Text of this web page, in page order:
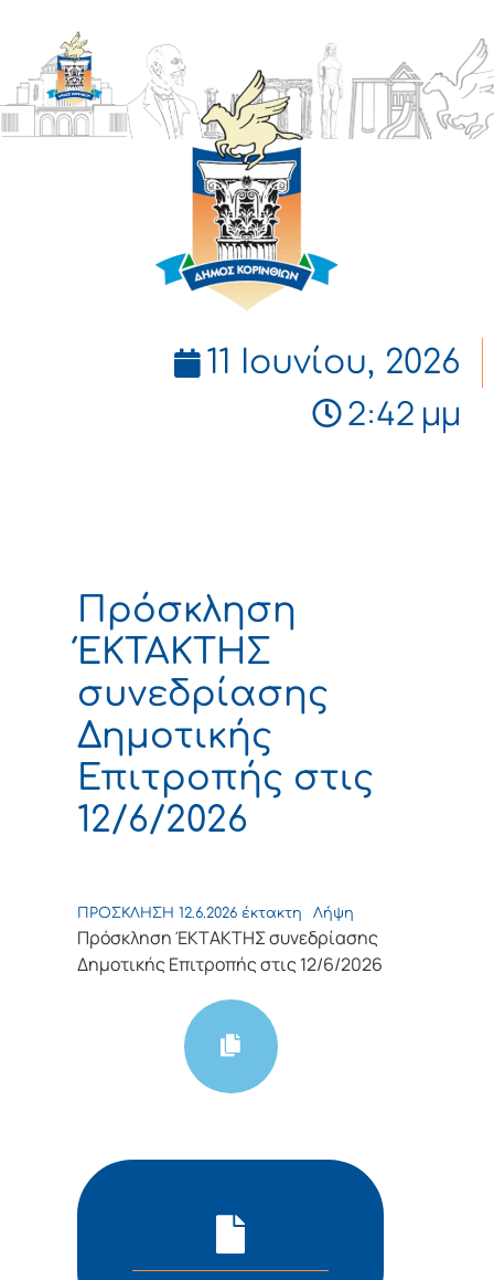
ΔΗΜΟΣ
ΚΟΡΙΝΘΙΩΝ
11 Ιουνίου, 2026
2:42 μμ
Πρόσκληση
ΈΚΤΑΚΤΗΣ
συνεδρίασης
Δημοτικής
Επιτροπής στις
12/6/2026
ΠΡΟΣΚΛΗΣΗ 12.6.2026 έκτακτη Λήψη
Πρόσκληση ΈΚΤΑΚΤΗΣ συνεδρίασης
Δημοτικής Επιτροπής στις 12/6/2026